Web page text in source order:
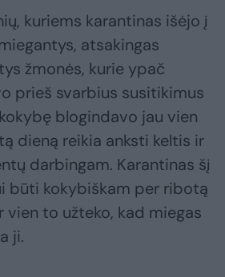
kuriems karantinas išėjo į
atsakingas
žmonės, kurie ypač
prieš svarbius susitikimus
blogindavo jau vien
dieną reikia anksti keltis ir
darbingam. Karantinas šį
būti kokybiškam per ribotą
vien to užteko, kad miegas
ji.